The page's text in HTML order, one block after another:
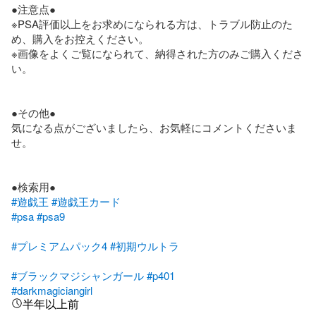
●注意点●
※PSA評価以上をお求めになられる方は、トラブル防止のた
め、購入をお控えください。
※画像をよくご覧になられて、納得された方のみご購入くださ
い。
●その他●
気になる点がございましたら、お気軽にコメントくださいま
せ。
#遊戯王 #遊戯王カード
#psa#psa9
#プレミアムパック4#初期ウルトラ
#ブラックマジシャンガール#p401
#darkmagiciangirl
半年以上前